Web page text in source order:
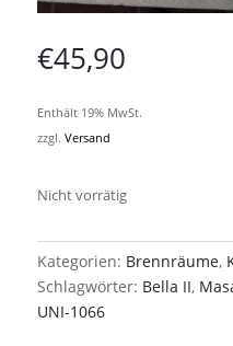
€45,90
Enthält 19% MwSt.
zzgl. Versand
Nicht vorrätig
Kategorien: Brennräume,
Schlagwörter: Bella II,
UNI-1066